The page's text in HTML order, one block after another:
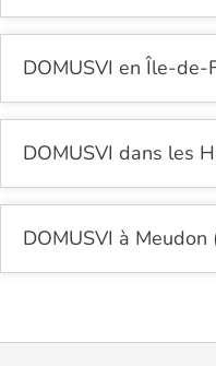
DOMUSVI en Île-de-
DOMUSVI dans les
DOMUSVI à Meudon